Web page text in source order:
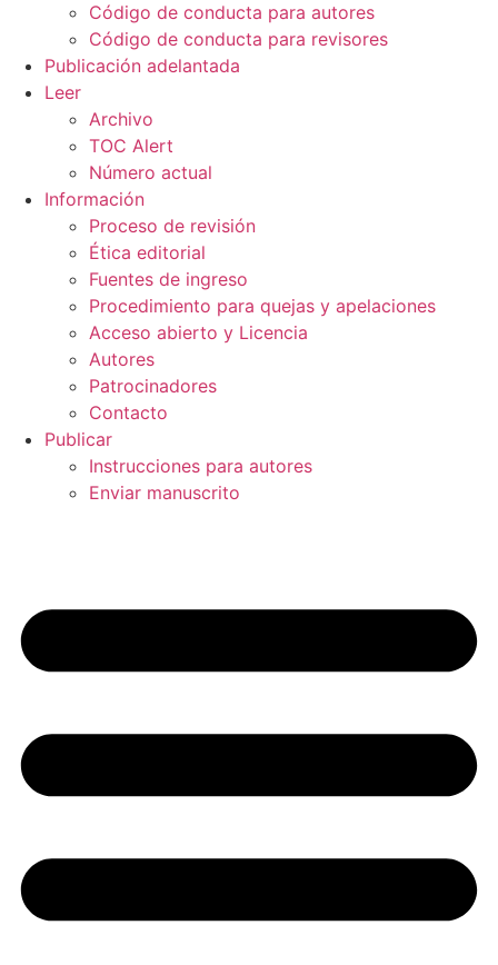
Código de conducta para autores
Código de conducta para revisores
Publicación adelantada
Leer
Archivo
TOC Alert
Número actual
Información
Proceso de revisión
Ética editorial
Fuentes de ingreso
Procedimiento para quejas y apelaciones
Acceso abierto y Licencia
Autores
Patrocinadores
Contacto
Publicar
Instrucciones para autores
Enviar manuscrito